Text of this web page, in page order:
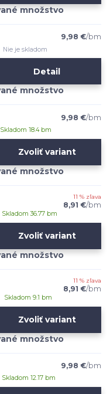
9,98 €/bm
Nie je skladom
Detail
9,98 €/bm
Skladom 18.4 bm
Zvoliť variant
11 % zľava
8,91 €/bm
Skladom 36.77 bm
Zvoliť variant
11 % zľava
8,91 €/bm
Skladom 9.1 bm
Zvoliť variant
9,98 €/bm
Skladom 12.17 bm